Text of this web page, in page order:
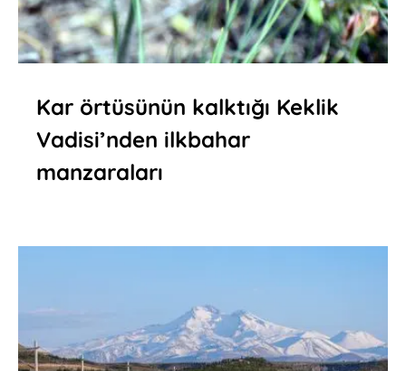
Kar örtüsünün kalktığı Keklik
Vadisi’nden ilkbahar
manzaraları